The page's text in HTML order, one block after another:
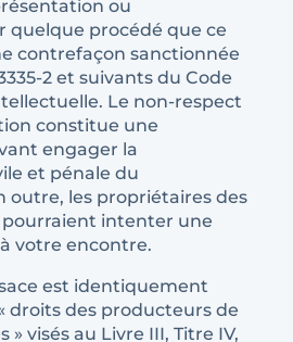
ou
quelque procédé que ce
contrefaçon sanctionnée
2 et suivants du Code
Le non-respect
constitue une
engager la
et pénale du
outre, les propriétaires des
pourraient intenter une
votre encontre.
est identiquement
droits des producteurs de
» visés au Livre III, Titre IV,